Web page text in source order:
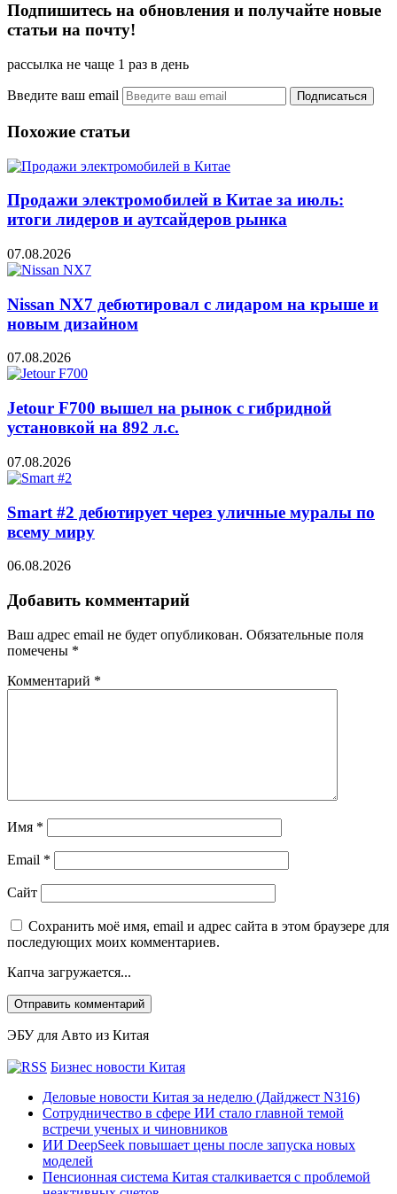
Подпишитесь на обновления и получайте новые
статьи на почту!
рассылка не чаще 1 раз в день
Введите ваш email
Похожие статьи
Продажи электромобилей в Китае за июль:
итоги лидеров и аутсайдеров рынка
07.08.2026
Nissan NX7 дебютировал с лидаром на крыше и
новым дизайном
07.08.2026
Jetour F700 вышел на рынок с гибридной
установкой на 892 л.с.
07.08.2026
Smart #2 дебютирует через уличные муралы по
всему миру
06.08.2026
Добавить комментарий
Ваш адрес email не будет опубликован. Обязательные поля
помечены *
Комментарий *
Имя *
Email *
Сайт
Сохранить моё имя, email и адрес сайта в этом браузере для
последующих моих комментариев.
Капча загружается...
ЭБУ для Авто из Китая
Бизнес новости Китая
Деловые новости Китая за неделю (Дайджест N316)
Сотрудничество в сфере ИИ стало главной темой
встречи ученых и чиновников
ИИ DeepSeek повышает цены после запуска новых
моделей
Пенсионная система Китая сталкивается с проблемой